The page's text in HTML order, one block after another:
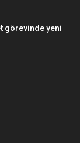
görevinde yeni